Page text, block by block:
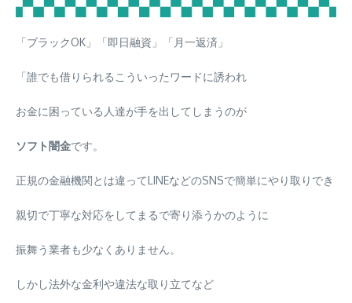
「ブラックOK」「即日融資」「月一返済」
「誰でも借りられるこういったワードに誘われ
お金に困っている人達が手を出してしまうのが
ソフト闇金です。
正規の金融機関とは違ってLINEなどのSNSで簡単にやり取りでき
親切で丁寧な対応をしてまるで寄り添うかのように
振舞う業者も少なくありません。
しかし法外な金利や違法な取り立てなど